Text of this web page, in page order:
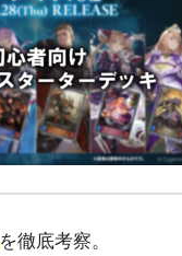
を徹底考察。